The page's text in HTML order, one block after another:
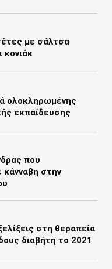
με σάλτσα
κονιάκ
ολοκληρωμένης
εκπαίδευσης
που
κάνναβη στην
στη θεραπεία
διαβήτη το 2021